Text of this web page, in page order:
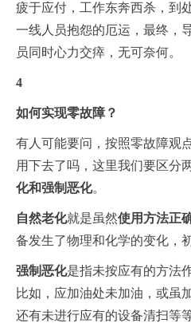
疲于应付，工作东奔西杀，到
一线人员抱怨的厄运，最终，
员同时心力交瘁，无可奈何。
4
如何实现零故障？
有人可能要问，按照零故障观
用下去了吗，这里我们要区分
化和强制恶化。
自然老化就是虽然使用方法正
备发生了物理和化学的变化，
强制恶化是指未按应有的方法
比如，应加油处未加油，或虽
还有未进行应有的设备清扫等